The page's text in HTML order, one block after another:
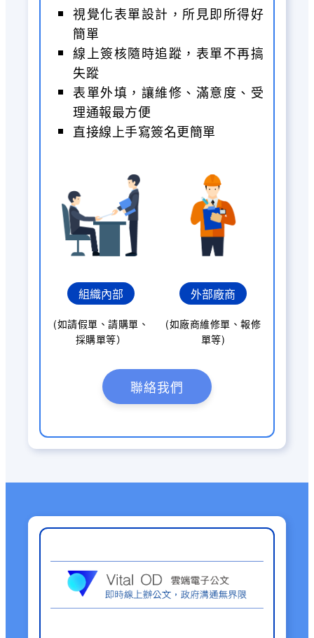
視覺化表單設計，所見即所得好
簡單
線上簽核隨時追蹤，表單不再搞
失蹤
表單外填，讓維修、滿意度、受
理通報最方便
直接線上手寫簽名更簡單
組織內部
(如請假單、請購單、
採購單等）
外部廠商
(如廠商維修單、報修
單等)
聯絡我們